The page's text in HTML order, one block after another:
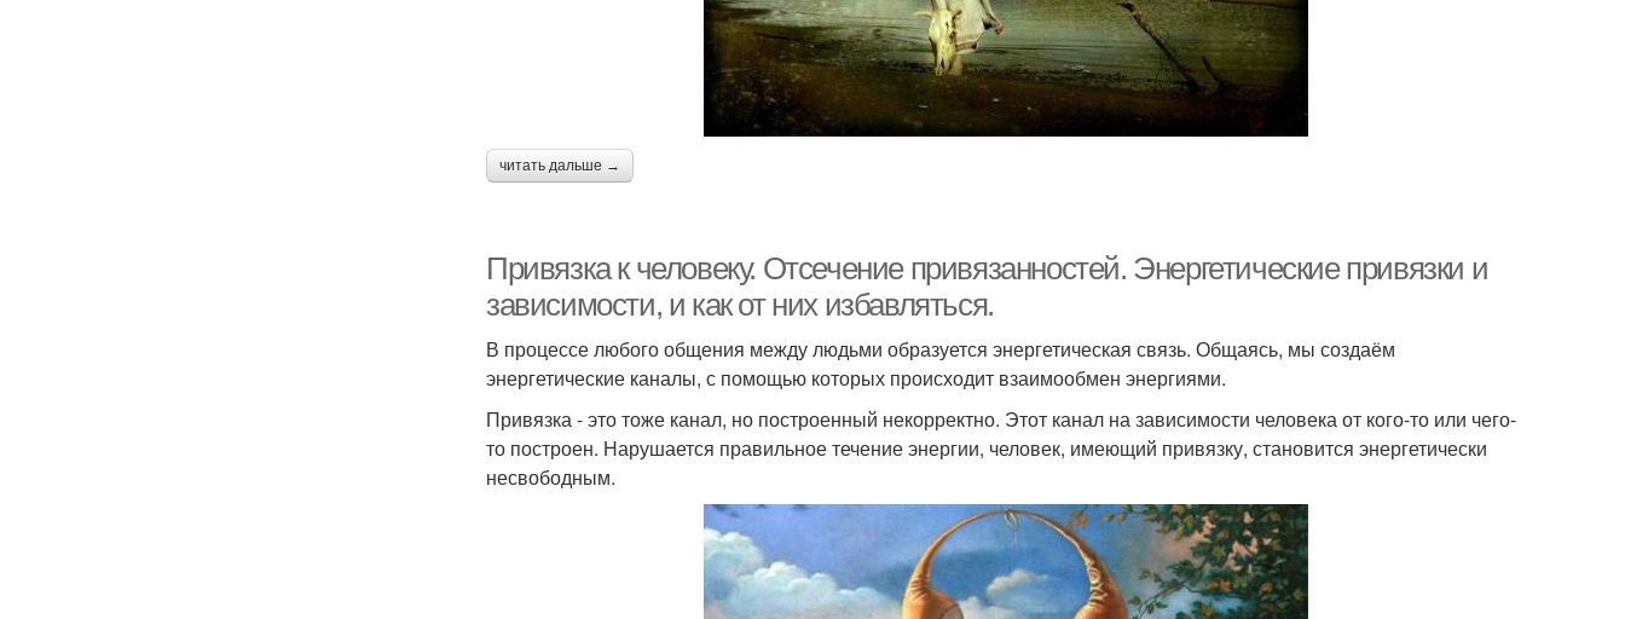
читать дальше →
Привязка к человеку. Отсечение привязанностей. Энергетические привязки и
зависимости, и как от них избавляться.
В процессе любого общения между людьми образуется энергетическая связь. Общаясь, мы создаём
энергетические каналы, с помощью которых происходит взаимообмен энергиями.
Привязка - это тоже канал, но построенный некорректно. Этот канал на зависимости человека от кого-то или чего-
то построен. Нарушается правильное течение энергии, человек, имеющий привязку, становится энергетически
несвободным.